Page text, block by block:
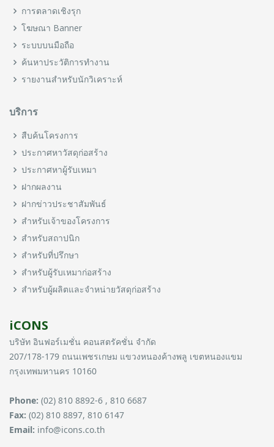
การตลาดเชิงรุก
โฆษณา Banner
ระบบบนมือถือ
ค้นหาประวัติการทำงาน
รายงานสำหรับนักวิเคราะห์
บริการ
สืบค้นโครงการ
ประกาศหาวัสดุก่อสร้าง
ประกาศหาผู้รับเหมา
ฝากผลงาน
ฝากข่าวประชาสัมพันธ์
สำหรับเจ้าของโครงการ
สำหรับสถาปนิก
สำหรับที่ปรึกษา
สำหรับผู้รับเหมาก่อสร้าง
สำหรับผู้ผลิตและจำหน่ายวัสดุก่อสร้าง
iCONS
บริษัท อินฟอร์เมชั่น คอนสตรัคชั่น จำกัด
207/178-179 ถนนเพชรเกษม แขวงหนองค้างพลู เขตหนองแขม
กรุงเทพมหานคร 10160
Phone: (02) 810 8892-6 , 810 6687
Fax: (02) 810 8897, 810 6147
Email: info@icons.co.th